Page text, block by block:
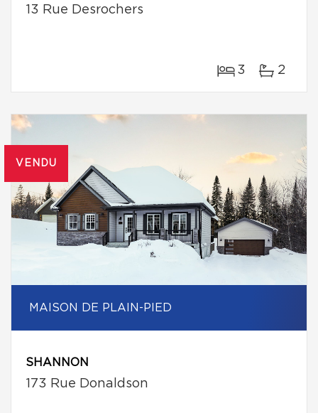
13 Rue Desrochers
3 2
VENDU
MAISON DE PLAIN-PIED
SHANNON
173 Rue Donaldson